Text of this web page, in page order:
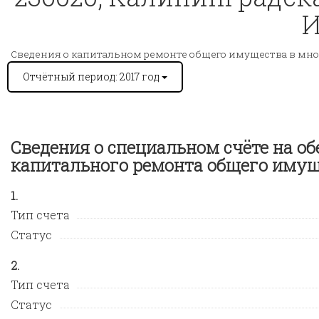
Сведения о капитальном ремонте общего имущества в
Отчётный период: 2017 год
Сведения о специальном счёте на
капитального ремонта общего
Тип счета
Статус
Тип счета
Статус